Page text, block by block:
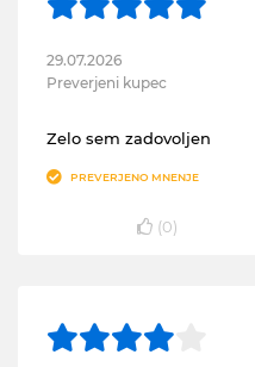
29.07.2026
Preverjeni kupec
Zelo sem zadovoljen
PREVERJENO MNENJE
(0)